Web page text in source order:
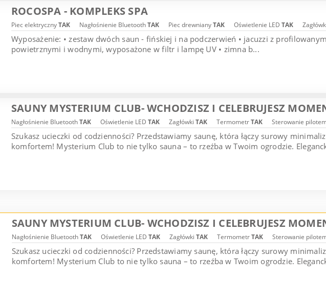
ROCOSPA - KOMPLEKS SPA
Piec elektrycznyTAK Nagłośnienie BluetoothTAK Piec drewnianyTAK Oświetlenie LED TAK
Wyposażenie: • zestaw dwóch saun - fińskiej i na podczerwień • jacuzzi z
powietrznymi i wodnymi, wyposażone w filtr i lampę UV • zimna b...
SAUNY MYSTERIUM CLUB- WCHODZISZ I CELEBRUJESZ
Nagłośnienie BluetoothTAK Oświetlenie LED TAK Zagłówki TAK TermometrTAK Sterowanie
Szukasz ucieczki od codzienności? Przedstawiamy saunę, która łączy surowy
komfortem! Mysterium Club to nie tylko sauna – to rzeźba w Twoim ogrodzie.
SAUNY MYSTERIUM CLUB- WCHODZISZ I CELEBRUJESZ
Nagłośnienie BluetoothTAK Oświetlenie LED TAK Zagłówki TAK TermometrTAK Sterowanie
Szukasz ucieczki od codzienności? Przedstawiamy saunę, która łączy surowy
komfortem! Mysterium Club to nie tylko sauna – to rzeźba w Twoim ogrodzie.